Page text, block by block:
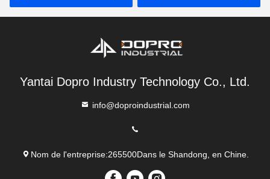
Yantai Dopro Industry Technology Co., Ltd.
info@doproindustrial.com
Nom de l'entreprise:265500Dans le Shandong, en Chine.